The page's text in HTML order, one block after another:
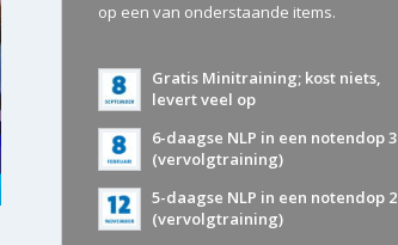
op een van onderstaande items.
Gratis Minitraining; kost niets,
levert veel op
6-daagse NLP in een notendop 3
(vervolgtraining)
5-daagse NLP in een notendop 2
(vervolgtraining)